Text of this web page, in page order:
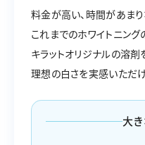
料金が高い、時間があまり
これまでのホワイトニング
キラットオリジナルの溶剤
理想の白さを実感いただけ
大